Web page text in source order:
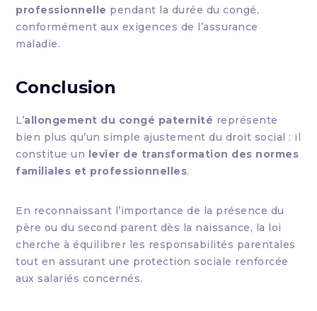
professionnelle pendant la durée du congé,
conformément aux exigences de l’assurance
maladie.
Conclusion
L’allongement du congé paternité représente
bien plus qu’un simple ajustement du droit social : il
constitue un levier de transformation des normes
familiales et professionnelles.
En reconnaissant l’importance de la présence du
père ou du second parent dès la naissance, la loi
cherche à équilibrer les responsabilités parentales
tout en assurant une protection sociale renforcée
aux salariés concernés.